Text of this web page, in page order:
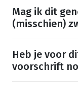
Mag ik dit
(misschien)
Heb je voor
voorschrift